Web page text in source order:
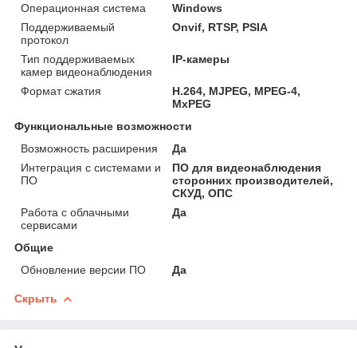
Операционная система
Windows
Поддерживаемый
протокол
Onvif, RTSP, PSIA
Тип поддерживаемых
камер видеонаблюдения
IP-камеры
Формат сжатия
H.264, MJPEG, MPEG-4,
MxPEG
Функциональные возможности
Возможность расширения
Да
Интеграция с системами и
ПО
ПО для видеонаблюдения
сторонних производителей,
СКУД, ОПС
Работа с облачными
сервисами
Да
Общие
Обновление версии ПО
Да
Скрыть